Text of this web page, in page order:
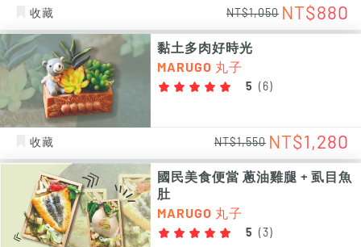
收藏 NT$1,050 NT$880
黏土多肉好時光
MARUGO 丸子
5 ( 6 )
收藏 NT$1,550 NT$1,280
國民美食便當 蔥油雞腿 + 虱目魚
肚
MARUGO 丸子
5 ( 3 )